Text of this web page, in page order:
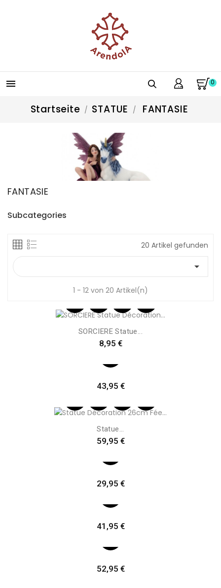
 0
Startseite STATUE FANTASIE
FANTASIE
Subcategories
20 Artikel gefunden

1 - 12 von 20 Artikel(n)
SORCIERE Statue...
Preis
8,95 €
Preis
43,95 €
Statue...
Preis
59,95 €
Preis
29,95 €
Preis
41,95 €
Preis
52,95 €